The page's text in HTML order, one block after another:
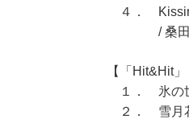
４．
/ 桑田佳
【「Hit&Hit
１． 氷の
２． 雪月